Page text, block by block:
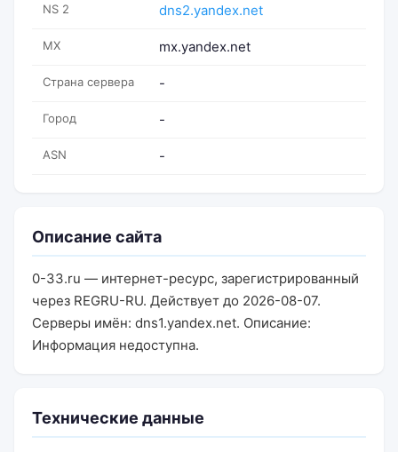
NS 2 dns2.yandex.net
MX mx.yandex.net
Страна сервера -
Город -
ASN -
Описание сайта
0-33.ru — интернет-ресурс, зарегистрированный
через REGRU-RU. Действует до 2026-08-07.
Серверы имён: dns1.yandex.net. Описание:
Информация недоступна.
Технические данные